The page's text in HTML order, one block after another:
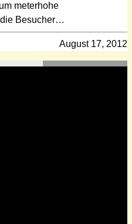
meterhohe
Besucher…
August 17, 2012